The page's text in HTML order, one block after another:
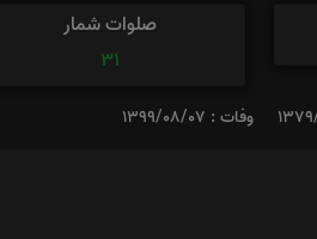
صلوات شمار
31
وفات : 1399/08/07